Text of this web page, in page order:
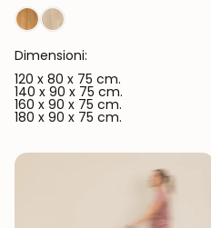
Dimensioni:
120 x 80 x 75 cm.
140 x 90 x 75 cm.
160 x 90 x 75 cm.
180 x 90 x 75 cm.